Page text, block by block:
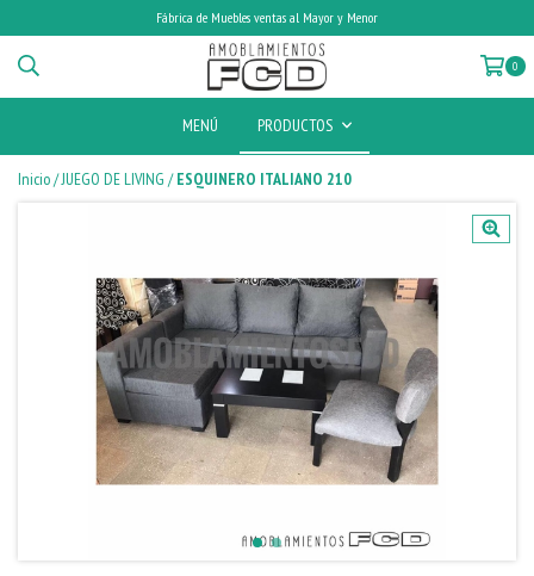
Fábrica de Muebles ventas al Mayor y Menor
0
MENÚ PRODUCTOS
Inicio/JUEGO DE LIVING / ESQUINERO ITALIANO 210